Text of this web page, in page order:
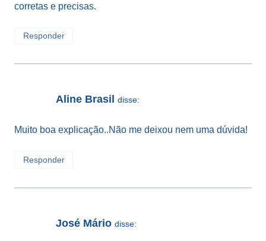
corretas e precisas.
Responder
Aline Brasil disse:
Muito boa explicação..Não me deixou nem uma dúvida!
Responder
José Mário disse: